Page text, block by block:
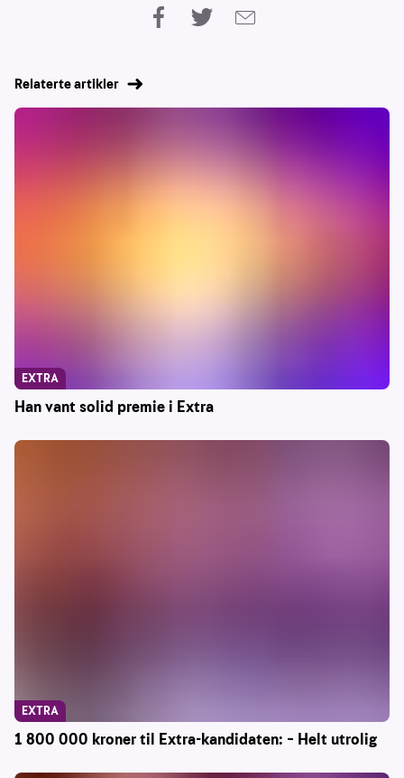
Relaterte artikler
Han vant solid premie i Extra
EXTRA
1 800 000 kroner til Extra-kandidaten: – Helt utrolig
EXTRA